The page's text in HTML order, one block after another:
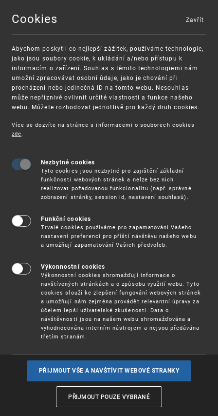
MENU
UPV
Užitné vzory
On-line databáze
On-line formuláře
Přímé podání
Sleva ze správního poplatkupři přihlášení Identitou občana
Cookies
Abychom poskytli co nejlepší zážitek, používáme technologie,
jako jsou soubory cookie, k ukládání a/nebo přístupu k
informacím o zařízení. Souhlas s těmito technologiemi nám
umožní zpracovávat osobní údaje, jako je chování při
procházení nebo jedinečná ID na tomto webu. Nesouhlas
může nepříznivě ovlivnit určité vlastnosti a funkce našeho
webu. Můžete rozhodovat jednotlivě pro každý druh cookies.
Více se dozvíte na stránce s informacemi o souborech cookies
zde.
Nezbytné cookies
Tyto cookies jsou nezbytné pro zajištění základní
funkčnosti webových stránek a nelze bez nich
realizovat požadovanou funkcionalitu (např. správné
zobrazení stránky, session id, nastavení souhlasů).
Funkční cookies
Trvalé cookies používáme pro zapamatování Vašeho
nastavení preferencí pro příští návštěvu našeho webu
a umožňují zapamatování Vašich předvoleb.
Výkonnostní cookies
Výkonnostní cookies shromažďují informace o
navštívených stránkách a o způsobu využití webu. Tyto
cookies slouží ke zlepšení fungování webových stránek
a umožňují nám zejména provádět relevantní úpravy za
účelem lepší uživatelské zkušenosti. Data o
návštěvnosti jsou na našem webu shromažďována a
vyhodnocována interním nástrojem a nejsou předávána
třetím stranám.
PŘIJMOUT VŠE A NAVŠTÍVIT WEBOVÉ STRANKY
PŘIJMOUT POUZE VYBRANÉ
Zavřít